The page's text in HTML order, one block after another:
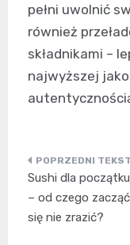
pełni uwolnić
również
składnikami –
najwyższej
Nawigacja
wpisu
Sushi dla
– od czego
się nie zrazić?